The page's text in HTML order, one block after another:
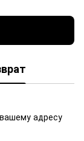
адресу